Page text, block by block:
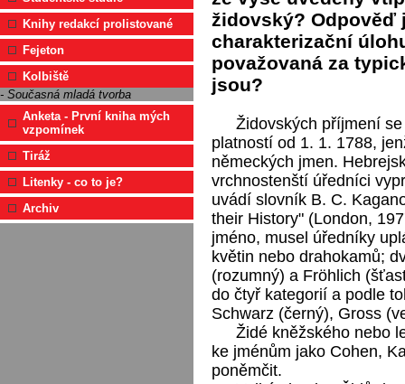
Knihy redakcí prolistované
Fejeton
Kolbiště
- Současná mladá tvorba
Anketa - První kniha mých
vzpomínek
Tiráž
Litenky - co to je?
Archiv
židovský? Odpověď
charakterizační
považovaná za
jsou?
Židovských příjmení
platností od 1. 1. 1788,
německých jmen.
vrchnostenští úředníci
uvádí slovník B. C.
their History" (London,
jméno, musel úředníky
květin nebo drahokamů;
(rozumný) a Fröhlich
do čtyř kategorií a podle
Schwarz (černý), Gross
Židé kněžského nebo
ke jménům jako Cohen,
poněmčit.